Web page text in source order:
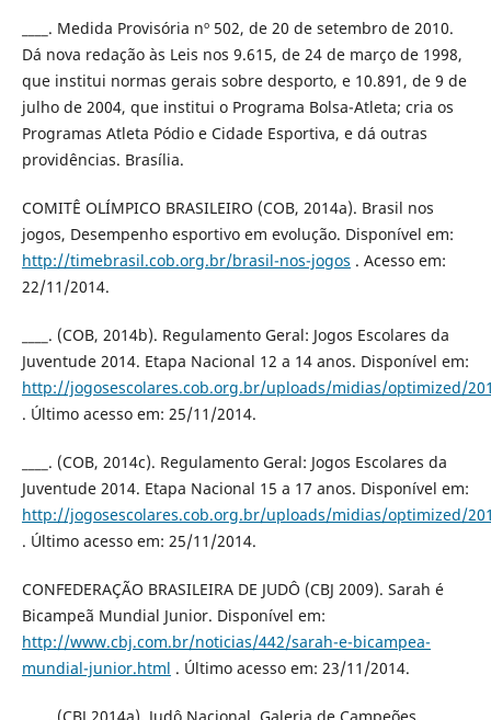
____. Medida Provisória nº 502, de 20 de setembro de 2010.
Dá nova redação às Leis nos 9.615, de 24 de março de 1998,
que institui normas gerais sobre desporto, e 10.891, de 9 de
julho de 2004, que institui o Programa Bolsa-Atleta; cria os
Programas Atleta Pódio e Cidade Esportiva, e dá outras
providências. Brasília.
COMITÊ OLÍMPICO BRASILEIRO (COB, 2014a). Brasil nos
jogos, Desempenho esportivo em evolução. Disponível em:
http://timebrasil.cob.org.br/brasil-nos-jogos . Acesso em:
22/11/2014.
____. (COB, 2014b). Regulamento Geral: Jogos Escolares da
Juventude 2014. Etapa Nacional 12 a 14 anos. Disponível em:
http://jogosescolares.cob.org.br/uploads/midias/optimized/
. Último acesso em: 25/11/2014.
____. (COB, 2014c). Regulamento Geral: Jogos Escolares da
Juventude 2014. Etapa Nacional 15 a 17 anos. Disponível em:
http://jogosescolares.cob.org.br/uploads/midias/optimized/
. Último acesso em: 25/11/2014.
CONFEDERAÇÃO BRASILEIRA DE JUDÔ (CBJ 2009). Sarah é
Bicampeã Mundial Junior. Disponível em:
http://www.cbj.com.br/noticias/442/sarah-e-bicampea-
mundial-junior.html . Último acesso em: 23/11/2014.